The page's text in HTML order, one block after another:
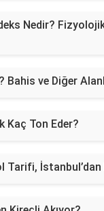
Nedir? Fizyolojik
Bahis ve Diğer
Kaç Ton Eder?
Tarifi, İstanbul’dan